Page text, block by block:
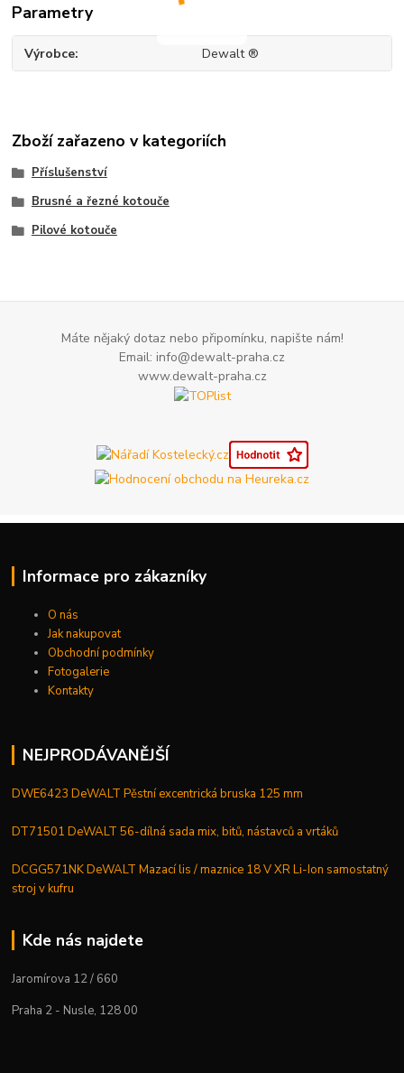
Parametry
Výrobce Dewalt ®
Zboží zařazeno v kategoriích
Příslušenství
Brusné a řezné kotouče
Pilové kotouče
Máte nějaký dotaz nebo připomínku, napište nám!
Email: info@dewalt-praha.cz
www.dewalt-praha.cz
Informace pro zákazníky
O nás
Jak nakupovat
Obchodní podmínky
Fotogalerie
Kontakty
NEJPRODÁVANĚJŠÍ
DWE6423 DeWALT Pěstní excentrická bruska 125 mm
DT71501 DeWALT 56-dílná sada mix, bitů, nástavců a vrtáků
DCGG571NK DeWALT Mazací lis / maznice 18 V XR Li-Ion samostatný
stroj v kufru
Kde nás najdete
Jaromírova 12 / 660
Praha 2 - Nusle, 128 00